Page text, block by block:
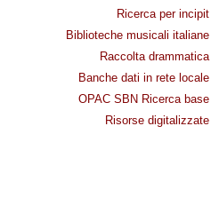
Ricerca per incipit
Biblioteche musicali italiane
Raccolta drammatica
Banche dati in rete locale
OPAC SBN Ricerca base
Risorse digitalizzate